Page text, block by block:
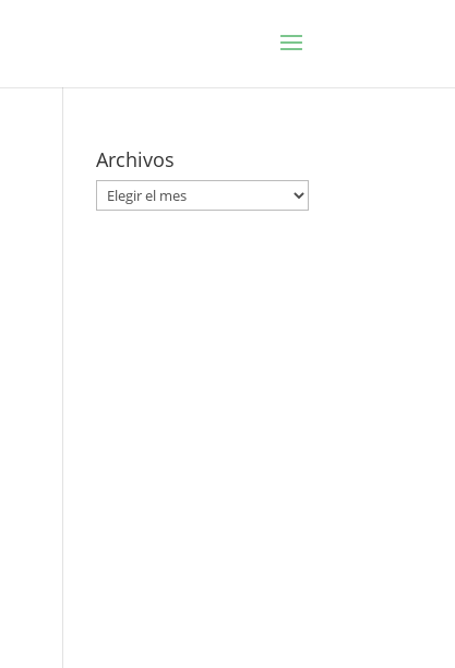
Archivos
Archivos